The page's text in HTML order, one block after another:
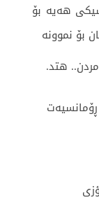
هه‌یه‌ بۆ
بۆ نموونه‌
هتد.
ڕۆمانسیەت